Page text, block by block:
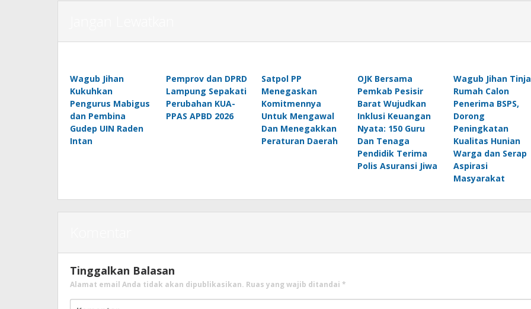
Wagub Jihan
Kukuhkan
Pengurus Mabigus
dan Pembina
Gudep UIN Raden
Intan
Pemprov dan DPRD
Lampung Sepakati
Perubahan KUA-
PPAS APBD 2026
Satpol PP
Menegaskan
Komitmennya
Untuk Mengawal
Dan Menegakkan
Peraturan Daerah
OJK Bersama
Pemkab Pesisir
Barat Wujudkan
Inklusi Keuangan
Nyata: 150 Guru
Dan Tenaga
Pendidik Terima
Polis Asuransi Jiwa
Wagub Jihan
Rumah Calon
Penerima BSPS,
Dorong
Peningkatan
Kualitas Hunian
Warga dan Serap
Aspirasi
Masyarakat
Tinggalkan Balasan
Alamat email Anda tidak akan dipublikasikan. Ruas yang wajib ditandai *